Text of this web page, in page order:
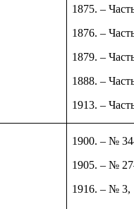
1875. –
1876. –
1879. –
1888. –
1913. –
1900. – №
1905. – №
1916. – № 3,